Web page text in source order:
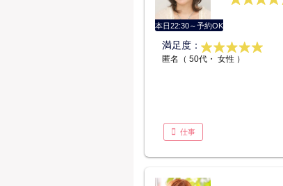
本日22:30～予約OK
満足度：
匿名（ 50代・ 女性 ）
仕事